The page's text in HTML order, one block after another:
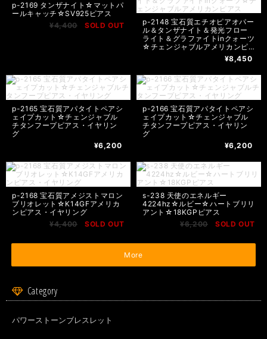
p-2169 タンザナイト☆マットパ
ールキャッチ☆SV925ピアス
¥4,400
SOLD OUT
p-2148 宝石質エチオピアオパー
ル＆タンザナイト＆発光フロー
ライト＆グラファイトinクォーツ
☆チェンジャブルアメリカンピ
¥8,450
p-2165 宝石質アパタイトペアシ
ェイプカット☆チェンジャブル
チタンフープピアス・イヤリン
グ
¥6,200
p-2166 宝石質アパタイトペアシ
ェイプカット☆チェンジャブル
チタンフープピアス・イヤリン
グ
¥6,200
p-2168 宝石質アメジストマロン
ブリオレット☆K14GFアメリカ
ンピアス・イヤリング
¥4,400
SOLD OUT
s-238 天使のエネルギー
4224hz☆ルビー☆ハートブリリ
アント☆18KGPピアス
¥6,200
SOLD OUT
More
Category
パワーストーンブレスレット